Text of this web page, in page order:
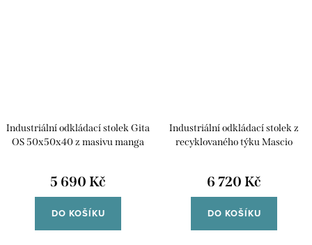
Industriální odkládací stolek Gita
OS 50x50x40 z masivu manga
5 690 Kč
DO KOŠÍKU
Industriální odkládací stolek z
recyklovaného týku Mascio
6 720 Kč
DO KOŠÍKU